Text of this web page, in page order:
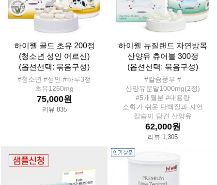
하이웰 골드 초유 200정
(청소년 성인 어르신)
(옵션선택: 묶음구성)
#청소년 #성인 #하루3정
초유1260mg
75,000원
리뷰 835
하이웰 뉴질랜드 자연방목
산양유 츄어블 300정
(옵션선택: 묶음구성)
#칼슘풍부 #
산양유분말1000mg(2정)
#5개월분 #대용량
소화가 쉬운 단백질과 자연
칼슘이 담긴 산양유
62,000원
리뷰 1,305